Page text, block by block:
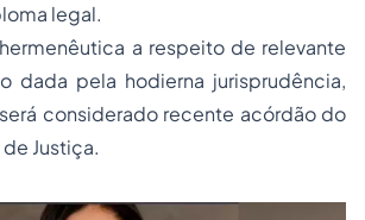
legal.
a respeito de relevante
dada pela hodierna jurisprudência,
considerado recente acórdão do
Justiça.